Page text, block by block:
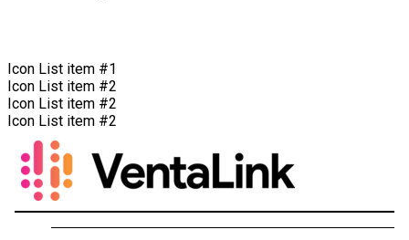
Icon List item #1
Icon List item #2
Icon List item #2
Icon List item #2